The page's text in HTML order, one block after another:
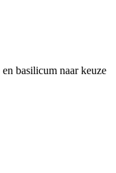
basilicum naar keuze